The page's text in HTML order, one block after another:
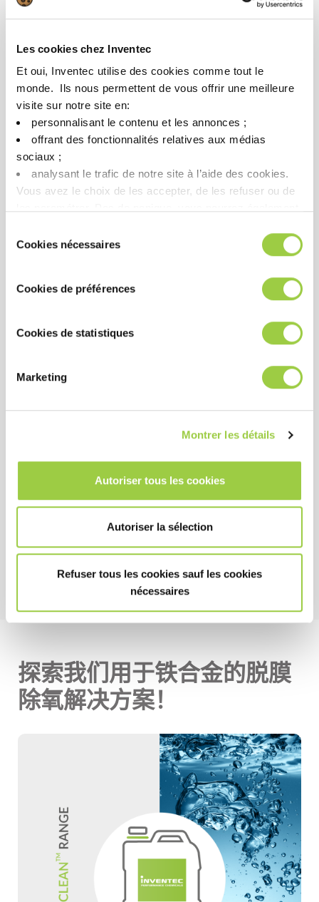
Les cookies chez Inventec
Et oui, Inventec utilise des cookies comme tout le
monde. ​ Ils nous permettent de vous offrir une meilleure
visite sur notre site en:​
personnalisant le contenu et les annonces ;​
offrant des fonctionnalités relatives aux médias
sociaux ; ​
analysant le trafic de notre site à l’aide des cookies.​
Vous avez le choix de les accepter, de les refuser ou de
cookies.​ ​ ​
duCookies nécessaires
Cookies de préférences
Cookies de statistiques
Marketing
Montrer les détails
Autoriser tous les cookies
Autoriser la sélection
Refuser tous les cookies sauf les cookies
nécessaires
PROMOCLEAN DISPER 22
去除油脂、重油、老化残留
物和氧化物
与铁合金兼容
PROMOCLEAN TP 178
去除氧化物，矿物残留和金
适用于浸没超声工序
探索我们用于铁合金的脱膜
除氧解决方案！